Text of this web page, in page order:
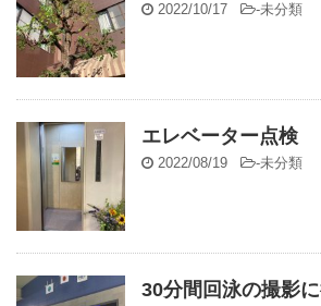
2022/10/17 -未分類
エレベーター点検
2022/08/19 -未分類
30分間回泳の撮影